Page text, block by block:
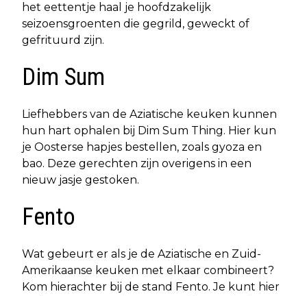
het eettentje haal je hoofdzakelijk
seizoensgroenten die gegrild, geweckt of
gefrituurd zijn.
Dim Sum
Liefhebbers van de Aziatische keuken kunnen
hun hart ophalen bij Dim Sum Thing. Hier kun
je Oosterse hapjes bestellen, zoals gyoza en
bao. Deze gerechten zijn overigens in een
nieuw jasje gestoken.
Fento
Wat gebeurt er als je de Aziatische en Zuid-
Amerikaanse keuken met elkaar combineert?
Kom hierachter bij de stand Fento. Je kunt hier